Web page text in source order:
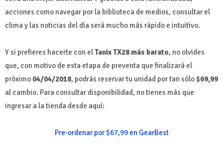
acciones como navegar por la biblioteca de medios, consultar el
clima y las noticias del día será mucho más rápido e intuitivo.
Y si prefieres hacerte con elTanix TX28 más barato, no olvides
que, con motivo de esta etapa de preventa que finalizará el
próximo 04/04/2018, podrás reservar tu unidad por tan sólo $69,99
al cambio. Para consultar disponibilidad, no tienes más que
ingresar a la tienda desde aquí:
Pre-ordenar por $67,99 en GearBest